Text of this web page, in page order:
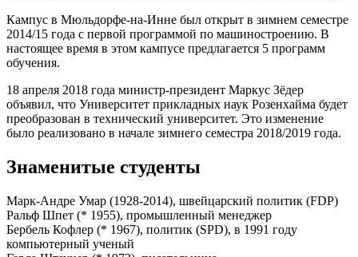
Кампус в Мюльдорфе-на-Инне был открыт в зимнем семестре
2014/15 года с первой программой по машиностроению. В
настоящее время в этом кампусе предлагается 5 программ
обучения.
18 апреля 2018 года министр-президент Маркус Зёдер
объявил, что Университет прикладных наук Розенхайма будет
преобразован в технический университет. Это изменение
было реализовано в начале зимнего семестра 2018/2019 года.
Знаменитые студенты
Марк-Андре Умар (1928-2014), швейцарский политик (FDP)
Ральф Шпет (* 1955), промышленный менеджер
Бербель Кофлер (* 1967), политик (SPD), в 1991 году
компьютерный ученый